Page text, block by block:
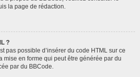
la page de rédaction.
?
pas possible d’insérer du code HTML sur ce
mise en forme qui peut être générée par du
par du BBCode.